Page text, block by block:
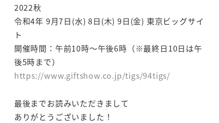
2022秋
令和4年 9月7日(水) 8日(木) 9日(金) 東京ビッグサイ
ト
開催時間：午前10時～午後6時（※最終日10日は午
後5時まで）
https://www.giftshow.co.jp/tigs/94tigs/
最後までお読みいただきまして
ありがとうございました！